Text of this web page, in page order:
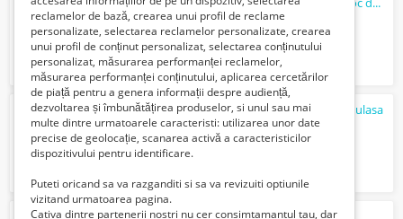
Verifica cu vanzatorul
cautmecanic auto scimbare garnitura chiulasa
100 Lei
reclamelor de bază, crearea unui profil de reclame
personalizate, selectarea reclamelor personalizate, crearea
unui profil de conținut personalizat, selectarea conținutului
personalizat, măsurarea performanței reclamelor,
măsurarea performanței conținutului, aplicarea cercetărilor
de piață pentru a genera informații despre audiență,
dezvoltarea și îmbunătățirea produselor, si unul sau mai
multe dintre urmatoarele caracteristi: utilizarea unor date
precise de geolocație, scanarea activă a caracteristicilor
dispozitivului pentru identificare.
Puteti oricand sa va razganditi si sa va revizuiti optiunile
vizitand urmatoarea pagina.
Cativa dintre partenerii nostri nu cer consimtamantul tau, dar